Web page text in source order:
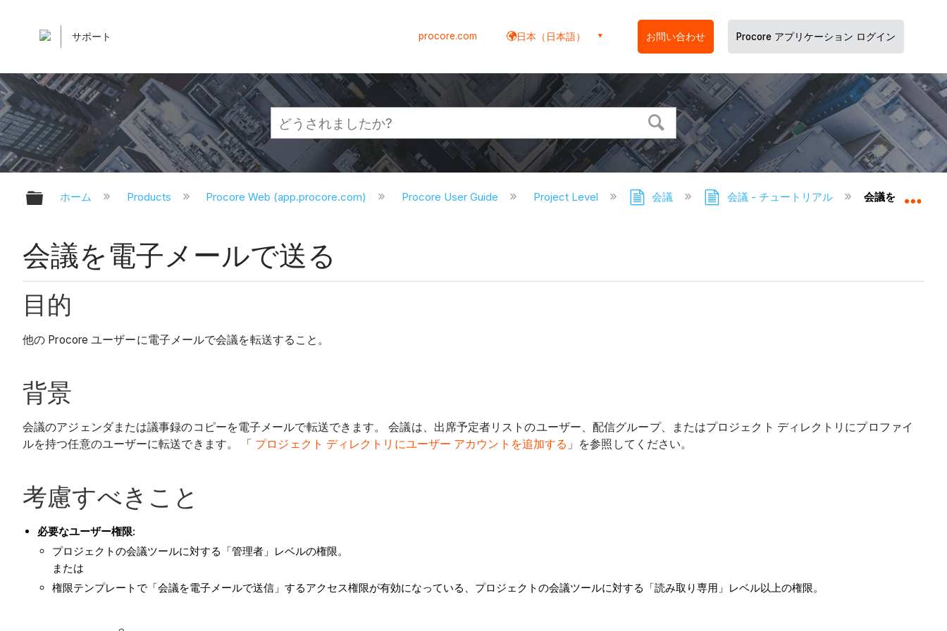
サポート procore.com 日本（日本語） お問い合わせ Procore アプリケーション ログイン
グローバル階層を展開/折りたたむ
ホーム Products Procore Web (app.procore.com) Procore User Guide Project Level 会議 会議 - チュートリアル 会議を電子メー
会議を電子メールで送る
目的
他の Procore ユーザーに電子メールで会議を転送すること。
背景
会議のアジェンダまたは議事録のコピーを電子メールで転送できます。 会議は、出席予定者リストのユーザー、配信グループ、またはプロジェクト ディレクトリにプロファイ
ルを持つ任意のユーザーに転送できます。 「 プロジェクト ディレクトリにユーザー アカウントを追加する 」を参照してください。
考慮すべきこと
必要なユーザー権限:
プロジェクトの会議ツールに対する「管理者」レベルの権限。
または
権限テンプレートで「会議を電子メールで送信」するアクセス権限が有効になっている、プロジェクトの会議ツールに対する「読み取り専用」レベル以上の権限。